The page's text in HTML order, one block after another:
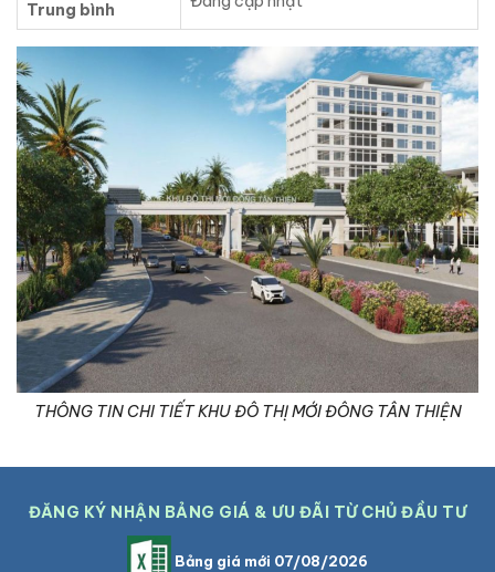
Trung bình
THÔNG TIN CHI TIẾT KHU ĐÔ THỊ MỚI ĐÔNG TÂN THIỆN
ĐĂNG KÝ NHẬN BẢNG GIÁ & ƯU ĐÃI TỪ CHỦ ĐẦU TƯ
Bảng giá mới 07/08/2026